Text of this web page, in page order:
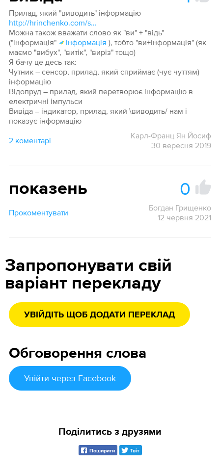
Прилад, який "виводить" інформацію
http://hrinchenko.com/slovar/znachenie-slova/4887-vyvodyty-2.html#show_point
Можна також вважати слово як "ви" + "відь"
("інформація"
інформація ), тобто "ви+інформація" (як
маємо "вибух", "витік", "виріз" тощо)
Я бачу це десь так:
Чутник – сенсор, прилад, який сприймає (чує чуттям)
інформацію
Відопруд – прилад, який перетворює інформацію в
електричні імпульси
Вивіда – індикатор, прилад, який \виводить/ нам і
показує інформацію
2 коментарі
Карл-Франц Ян Йосиф
30 вересня 2019
показень 0
Прокоментувати
Богдан Грищенко
12 червня 2021
Запропонувати свій
варіант перекладу
УВІЙДІТЬ ЩОБ ДОДАТИ ПЕРЕКЛАД
Обговорення слова
Увійти через Facebook
Поділитись з друзями
Поширити Твіт